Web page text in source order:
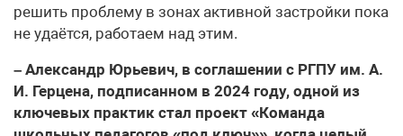
решить проблему в зонах активной застройки пока
не удаётся, работаем над этим.
– Александр Юрьевич, в соглашении с РГПУ им. А.
И. Герцена, подписанном в 2024 году, одной из
ключевых практик стал проект «Команда